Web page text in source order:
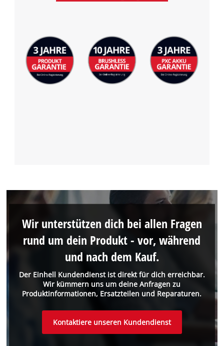
Der Einhell Kundendienst ist direkt für dich erreichbar.
Wir kümmern uns um deine Anfragen zu
Produktinformationen, Ersatzteilen und Reparaturen.
Wir unterstützen dich bei allen Fragen
rund um dein Produkt - vor, während
und nach dem Kauf.
Kontaktiere unseren Kundendienst